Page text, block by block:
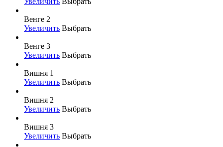
Венге 2
Увеличить Выбрать
Венге 3
Увеличить Выбрать
Вишня 1
Увеличить Выбрать
Вишня 2
Увеличить Выбрать
Вишня 3
Увеличить Выбрать